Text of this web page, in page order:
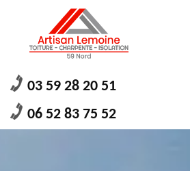
03 59 28 20 51
06 52 83 75 52